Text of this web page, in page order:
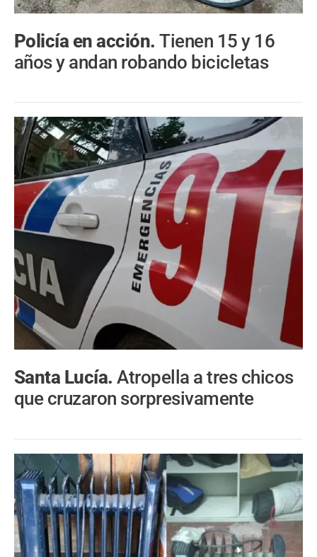
Policía en acción.Tienen 15 y 16
años y andan robando bicicletas
Santa Lucía.Atropella a tres chicos
que cruzaron sorpresivamente